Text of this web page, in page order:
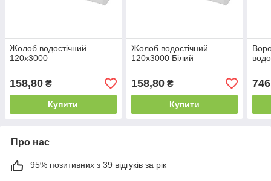
Жолоб водостічний
120х3000
158,80 ₴
Купити
Жолоб водостічний
120х3000 Білий
158,80₴
Купити
746
Про нас
95% позитивних з 39 відгуків за рік